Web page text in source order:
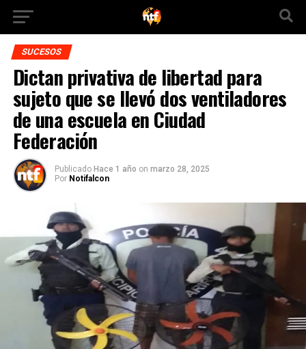
SUCESOS
Dictan privativa de libertad para
sujeto que se llevó dos ventiladores
de una escuela en Ciudad
Federación
Publicado Hace 1 año on marzo 28, 2025
Por Notifalcon